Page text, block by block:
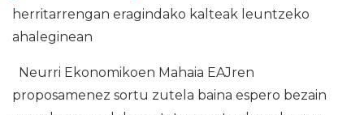
herritarrengan eragindako kalteak leuntzeko
ahaleginean
Neurri Ekonomikoen Mahaia EAJren
proposamenez sortu zutela baina espero bezain